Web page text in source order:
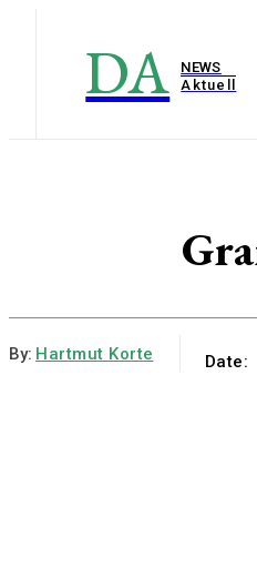
DA
NEWS
Aktuell
By: Hartmut Korte Date: